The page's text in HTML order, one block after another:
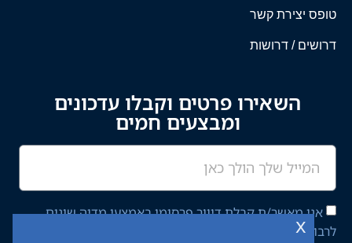
x
טופס יצירת קשר
דרושים / דרושות
השאירו פרטים וקבלו עדכונים
ומבצעים חמים
אני מאשר/ת קבלת דיוור פרסומי באמצעי מדיה שונים
לרבות מסרון ודוא"ל מחברת יציב איתן השקעות בע"מ,